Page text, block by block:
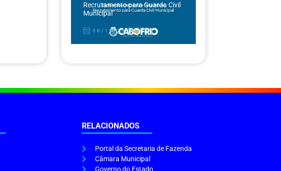
Recrutamento para Guarda Civil
Municipal
06/12/2024
RELACIONADOS
Portal da Secretaria de Fazenda
Câmara Municipal
Governo do Estado